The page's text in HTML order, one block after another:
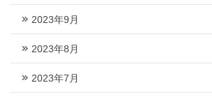
2023年9月
2023年8月
2023年7月